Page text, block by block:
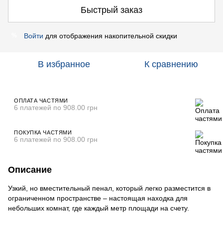
Быстрый заказ
Войти для отображения накопительной скидки
В избранное К сравнению
ОПЛАТА ЧАСТЯМИ
6 платежей по 908.00 грн
ПОКУПКА ЧАСТЯМИ
6 платежей по 908.00 грн
Описание
Узкий, но вместительный пенал, который легко разместится в
ограниченном пространстве – настоящая находка для
небольших комнат, где каждый метр площади на счету.